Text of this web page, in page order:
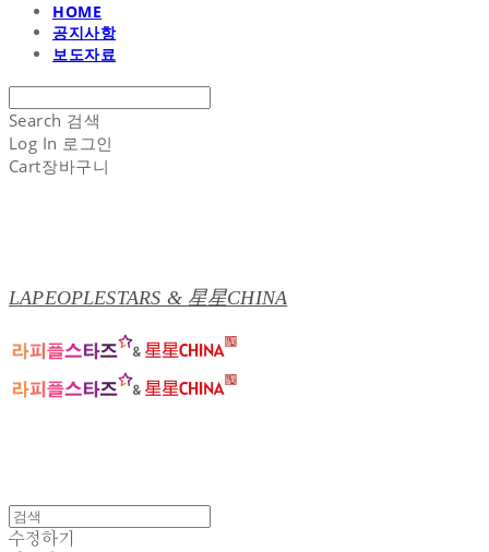
HOME
공지사항
보도자료
Search 검색
Log In 로그인
Cart장바구니
LAPEOPLESTARS & 星星CHINA
수정하기